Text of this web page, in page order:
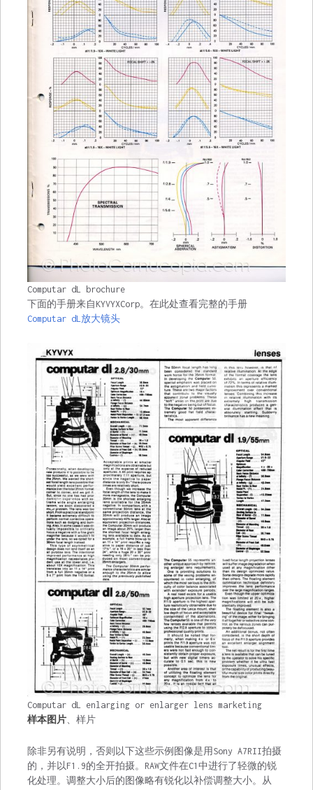
Computar dL brochure
下面的手册来自KYVYXCorp。在此处查看完整的手册
Computar dL放大镜头
Computar dL enlarging or enlarger lens marketing
样本图片、样片
除非另有说明，否则以下这些示例图像是用Sony A7RII拍摄
的，并以F1.9的全开拍摄。RAW文件在C1中进行了轻微的锐
化处理。调整大小后的图像略有锐化以补偿调整大小。从